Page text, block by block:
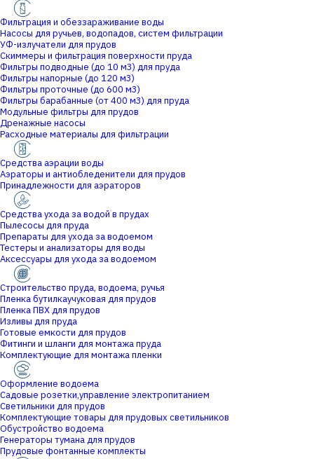
Фильтрация и обеззараживание воды
Насосы для ручьев, водопадов, систем фильтрации
УФ-излучатели для прудов
Скиммеры и фильтрация поверхности пруда
Фильтры подводные (до 10 м3) для пруда
Фильтры напорные (до 120 м3)
Фильтры проточные (до 600 м3)
Фильтры барабанные (от 400 м3) для пруда
Модульные фильтры для прудов
Дренажные насосы
Расходные материалы для фильтрации
Средства аэрации воды
Аэраторы и антиобледенители для прудов
Принадлежности для аэраторов
Средства ухода за водой в прудах
Пылесосы для пруда
Препараты для ухода за водоемом
Тестеры и анализаторы для воды
Аксессуары для ухода за водоемом
Строительство пруда, водоема, ручья
Пленка бутилкаучуковая для прудов
Пленка ПВХ для прудов
Изливы для пруда
Готовые емкости для прудов
Фитинги и шланги для монтажа пруда
Комплектующие для монтажа пленки
Оформление водоема
Садовые розетки,управление электропитанием
Светильники для прудов
Комплектующие товары для прудовых светильников
Обустройство водоема
Генераторы тумана для прудов
Прудовые фонтанные комплекты